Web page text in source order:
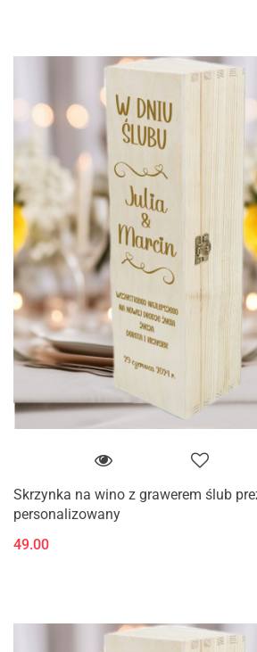
Skrzynka na wino z grawerem ślub
personalizowany
49.00